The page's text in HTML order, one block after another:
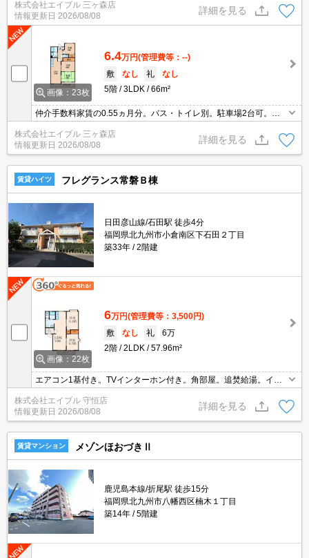
株式会社エイブル 三ヶ森店
情報更新日 2026/08/08
詳細を見る
画像：23枚
6.4万円(管理費等：--)
敷
なし 礼
なし
5階
3LDK 66m²
仲介手数料家賃の0.55ヵ月分。バス・トイレ別。駐車場2台可。敷
金・礼金なし。現地待ち合わせ、物件ご案内可能。
株式会社エイブル 三ヶ森店
情報更新日 2026/08/08
詳細を見る
賃貸ハイツ フレグランス常磐Ｂ棟
日田彦山線/石田駅 徒歩4分
福岡県北九州市小倉南区下石田２丁目
築33年
2階建
画像：22枚
6万円(管理費等：3,500円)
敷
なし 礼
6万
2階
2LDK 57.96m²
エアコン1基付き。TVインターホン付き。角部屋。追焚給湯。イン
入要(初回3.3万円、月額総支払額の2%/月)。鍵交換代19,800円。
株式会社エイブル 守恒店
情報更新日 2026/08/08
詳細を見る
賃貸マンション メゾンほおづきⅡ
鹿児島本線/折尾駅 徒歩15分
福岡県北九州市八幡西区楠木１丁目
築14年
5階建